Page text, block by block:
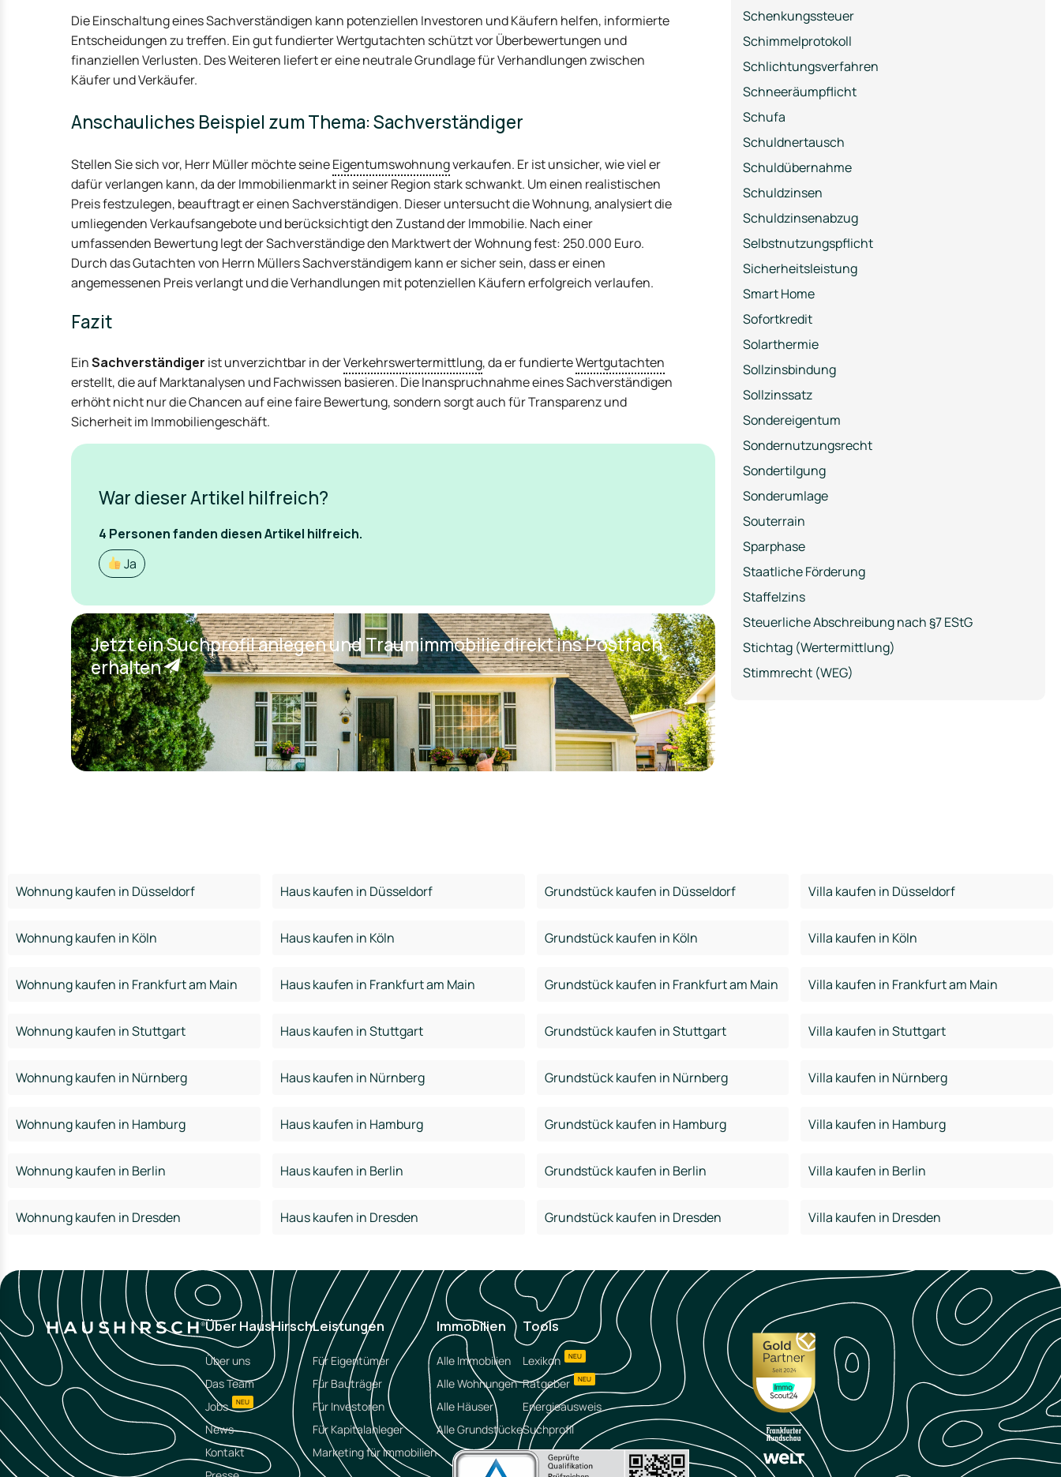
Die Einschaltung eines Sachverständigen kann potenziellen Investoren und Käufern helfen, informierte
Entscheidungen zu treffen. Ein gut fundierter Wertgutachten schützt vor Überbewertungen und
finanziellen Verlusten. Des Weiteren liefert er eine neutrale Grundlage für Verhandlungen zwischen
Käufer und Verkäufer.
Anschauliches Beispiel zum Thema: Sachverständiger
Stellen Sie sich vor, Herr Müller möchte seineEigentumswohnungverkaufen. Er ist unsicher, wie viel er
dafür verlangen kann, da der Immobilienmarkt in seiner Region stark schwankt. Um einen realistischen
Preis festzulegen, beauftragt er einen Sachverständigen. Dieser untersucht die Wohnung, analysiert die
umliegenden Verkaufsangebote und berücksichtigt den Zustand der Immobilie. Nach einer
umfassenden Bewertung legt der Sachverständige den Marktwert der Wohnung fest: 250.000 Euro.
Durch das Gutachten von Herrn Müllers Sachverständigem kann er sicher sein, dass er einen
angemessenen Preis verlangt und die Verhandlungen mit potenziellen Käufern erfolgreich verlaufen.
Fazit
EinSachverständiger ist unverzichtbar in derVerkehrswertermittlung, da er fundierteWertgutachten
erstellt, die auf Marktanalysen und Fachwissen basieren. Die Inanspruchnahme eines Sachverständigen
erhöht nicht nur die Chancen auf eine faire Bewertung, sondern sorgt auch für Transparenz und
Sicherheit im Immobiliengeschäft.
War dieser Artikel hilfreich?
4 Personen fanden diesen Artikel hilfreich.
Ja
Jetzt ein Suchprofil anlegen und Traumimmobilie direkt ins Postfach
erhalten
Schenkungssteuer
Schimmelprotokoll
Schlichtungsverfahren
Schneeräumpflicht
Schufa
Schuldnertausch
Schuldübernahme
Schuldzinsen
Schuldzinsenabzug
Selbstnutzungspflicht
Sicherheitsleistung
Smart Home
Sofortkredit
Solarthermie
Sollzinsbindung
Sollzinssatz
Sondereigentum
Sondernutzungsrecht
Sondertilgung
Sonderumlage
Souterrain
Sparphase
Staatliche Förderung
Staffelzins
Steuerliche Abschreibung nach §7 EStG
Stichtag (Wertermittlung)
Stimmrecht (WEG)
Wohnung kaufen in Düsseldorf Haus kaufen in Düsseldorf Grundstück kaufen in Düsseldorf Villa kaufen in Düsseldorf
Wohnung kaufen in Köln Haus kaufen in Köln Grundstück kaufen in Köln Villa kaufen in Köln
Wohnung kaufen in Frankfurt am Main Haus kaufen in Frankfurt am Main Grundstück kaufen in Frankfurt am Main Villa kaufen in Frankfurt am Main
Wohnung kaufen in Stuttgart Haus kaufen in Stuttgart Grundstück kaufen in Stuttgart Villa kaufen in Stuttgart
Wohnung kaufen in Nürnberg Haus kaufen in Nürnberg Grundstück kaufen in Nürnberg Villa kaufen in Nürnberg
Wohnung kaufen in Hamburg Haus kaufen in Hamburg Grundstück kaufen in Hamburg Villa kaufen in Hamburg
Wohnung kaufen in Berlin Haus kaufen in Berlin Grundstück kaufen in Berlin Villa kaufen in Berlin
Wohnung kaufen in Dresden Haus kaufen in Dresden Grundstück kaufen in Dresden Villa kaufen in Dresden
Über HausHirsch
Über uns
Das Team
Jobs
NEU
News
Kontakt
Leistungen
Für Eigentümer
Für Bauträger
Für Investoren
Für Kapitalanleger
Marketing für Immobilien
Immobilien
Alle Immobilien
Alle Wohnungen
Alle Häuser
Alle Grundstücke
Tools
Lexikon NEU
Ratgeber NEU
Energieausweis
Suchprofil